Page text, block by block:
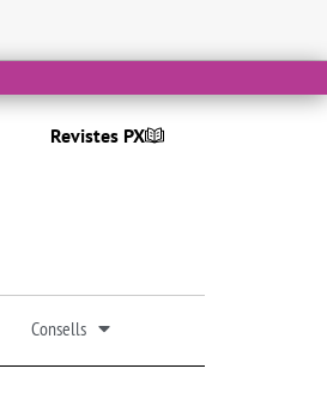
Revistes PX
Consells